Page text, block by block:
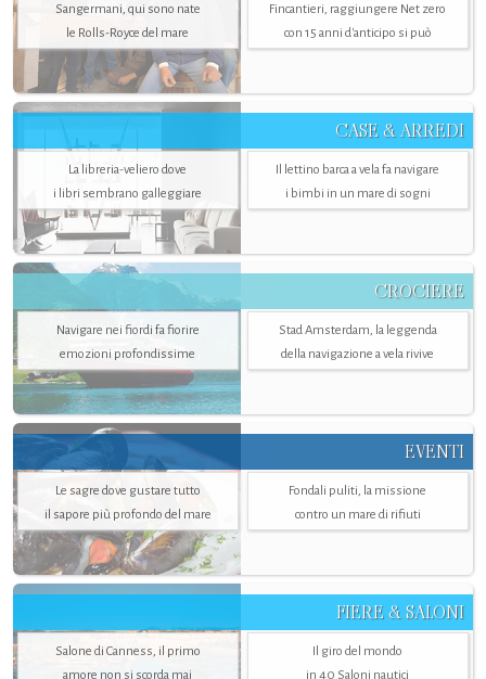
Sangermani, qui sono nate
le Rolls-Royce del mare
Fincantieri, raggiungere Net zero
con 15 anni d'anticipo si può
CASE & ARREDI
La libreria-veliero dove
i libri sembrano galleggiare
Il lettino barca a vela fa navigare
i bimbi in un mare di sogni
CROCIERE
Navigare nei fiordi fa fiorire
emozioni profondissime
Stad Amsterdam, la leggenda
della navigazione a vela rivive
EVENTI
Le sagre dove gustare tutto
il sapore più profondo del mare
Fondali puliti, la missione
contro un mare di rifiuti
FIERE & SALONI
Salone di Canness, il primo
amore non si scorda mai
Il giro del mondo
in 40 Saloni nautici